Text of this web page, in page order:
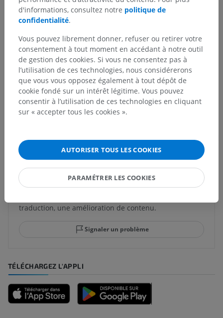
Structures sous-jacentes :Il n'y a aucune structure
sous-jacente
Anatomie humaine 1
Neuroanatomie humaine
Vous avez vu une erreur ?
traduction, une amélioration de contenu.
Signaler un problème
TÉLÉCHARGEZ L'APPLI
d'informations, consultez notre politique de
confidentialité.
Vous pouvez librement donner, refuser ou retirer votre
consentement à tout moment en accédant à notre outil
de gestion des cookies. Si vous ne consentez pas à
l’utilisation de ces technologies, nous considérerons
que vous vous opposez également à tout dépôt de
cookie fondé sur un intérêt légitime. Vous pouvez
consentir à l’utilisation de ces technologies en cliquant
sur « accepter tous les cookies ».
AUTORISER TOUS LES COOKIES
PARAMÉTRER LES COOKIES